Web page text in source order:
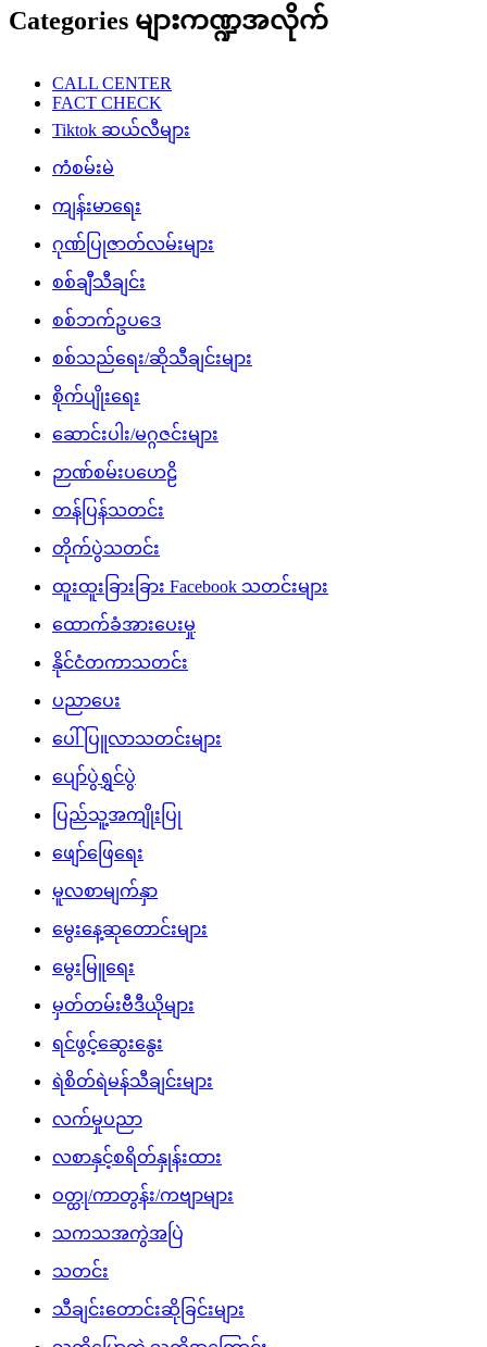
ကံစမ်းမဲ
ဂုဏ်ပြုဇာတ်လမ်းများ
စစ်ချီသီချင်း
စစ်ဘက်ဥပဒေ
စစ်သည်ရေး/ဆိုသီချင်းများ
စိုက်ပျိုးရေး
ဆောင်းပါး/မဂ္ဂဇင်းများ
ဉာဏ်စမ်းပဟေဠိ
တန်ပြန်သတင်း
တိုက်ပွဲသတင်း
ထူးထူးခြားခြား Facebook သတင်းများ
ထောက်ခံအားပေးမှု
နိုင်ငံတကာသတင်း
ပညာပေး
ပေါ်ပြူလာသတင်းများ
ပျော်ပွဲရွှင်ပွဲ
ပြည်သူ့အကျိုးပြု
ဖျော်ဖြေရေး
မူလစာမျက်နှာ
မွေးနေ့ဆုတောင်းများ
မွေးမြူရေး
မှတ်တမ်းဗီဒီယိုများ
ရင်ဖွင့်ဆွေးနွေး
ရဲစိတ်ရဲမန်သီချင်းများ
လက်မှုပညာ
လစာနှင့်စရိတ်နှုန်းထား
ဝတ္ထု/ကာတွန်း/ကဗျာများ
သကသအကွဲအပြဲ
သတင်း
သီချင်းတောင်းဆိုခြင်းများ
သူတို့ပြောတဲ့ သူတို့အကြောင်း
အထွေထွေဗဟုသုတ
အနုပညာရှင်သတင်းများ
အားကစားသတင်း